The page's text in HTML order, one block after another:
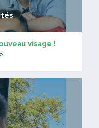
visage !